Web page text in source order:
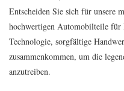
Entscheiden Sie sich für unsere
hochwertigen Automobilteile
Technologie, sorgfältige
zusammenkommen, um die
anzutreiben.